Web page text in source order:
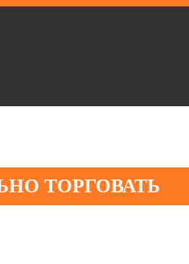
ТОРГОВАТЬ